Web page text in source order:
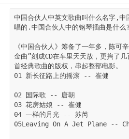
中国合伙人中英文歌曲叫什么名字,中
唱的.中国合伙人中的钢琴插曲是什么?
《中国合伙人》筹备了一年多，陈可
金曲”刻成CD在车里天天放，更掏了
首经典歌曲的版权，串起整部电影。
01 新长征路上的摇滚 -- 崔健
02 国际歌 -- 唐朝
03 花房姑娘 -- 崔健
04 一样的月光 -- 苏芮
05Leaving On A Jet Plane --